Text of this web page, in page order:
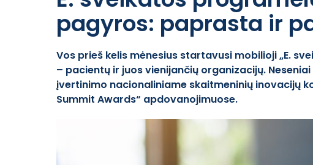
pagyros: paprasta ir
Vos prieš kelis mėnesius startavusi mobilioji „E.
– pacientų ir juos vienijančių organizacijų.
įvertinimo nacionaliniame skaitmeninių inovacijų
Summit Awards“ apdovanojimuose.